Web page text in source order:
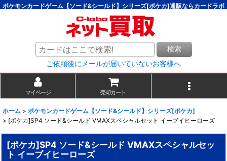
ポケモンカードゲーム【ソード&シールド】シリーズ[ポケカ]通販ならカードラボ
検索
ご依頼後にメールが届いていないお客様へ
マイページ 売却カート
ホーム > ポケモンカードゲーム【ソード&シールド】シリーズ[ポケカ]
> [ポケカ]SP4 ソード&シールド VMAXスペシャルセット イーブイヒーローズ
[ポケカ]SP4 ソード&シールド VMAXスペシャルセッ
ト イーブイヒーローズ